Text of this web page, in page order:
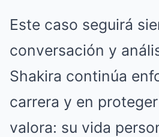
Este caso seguirá
conversación y
Shakira continúa
carrera y en
valora: su vida